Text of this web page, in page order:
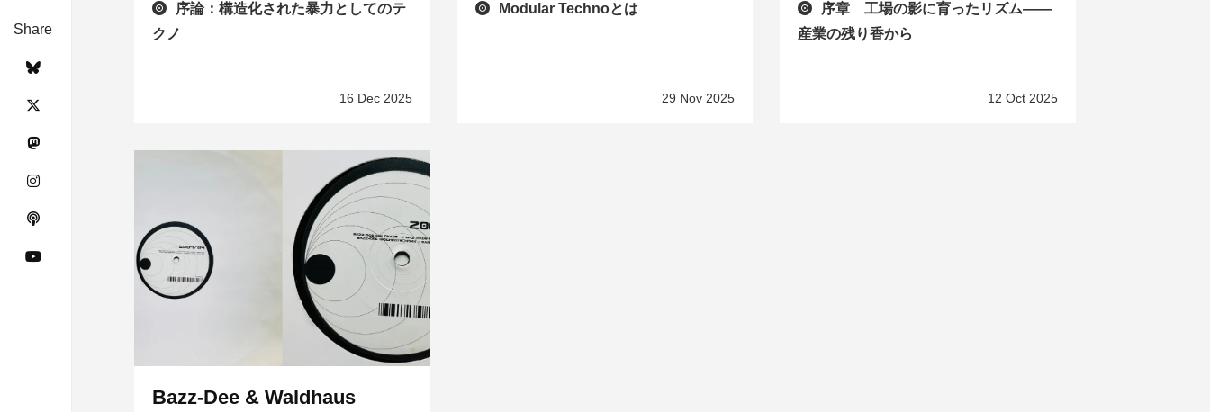
Share
序論：構造化された暴力としてのテ
クノ
16 Dec 2025
Modular Technoとは
29 Nov 2025
序章 工場の影に育ったリズム——
産業の残り香から
12 Oct 2025
Bazz-Dee & Waldhaus